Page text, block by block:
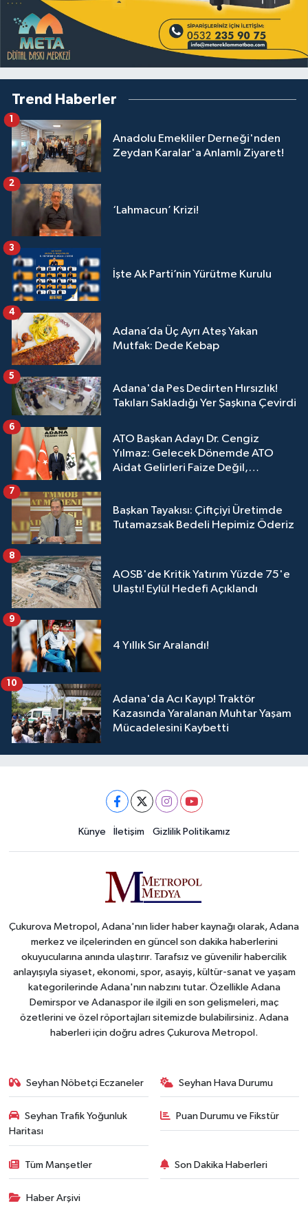
Trend Haberler
Anadolu Emekliler Derneği'nden
Zeydan Karalar'a Anlamlı Ziyaret!
1
‘Lahmacun’ Krizi!
2
İşte Ak Parti’nin Yürütme Kurulu
3
Adana’da Üç Ayrı Ateş Yakan
Mutfak: Dede Kebap
4
Adana'da Pes Dedirten Hırsızlık!
Takıları Sakladığı Yer Şaşkına Çevirdi
5
ATO Başkan Adayı Dr. Cengiz
Yılmaz: Gelecek Dönemde ATO
Aidat Gelirleri Faize Değil,
6
Başkan Tayakısı: Çiftçiyi Üretimde
Tutamazsak Bedeli Hepimiz Öderiz
7
AOSB'de Kritik Yatırım Yüzde 75'e
Ulaştı! Eylül Hedefi Açıklandı
8
4 Yıllık Sır Aralandı!
9
Adana'da Acı Kayıp! Traktör
Kazasında Yaralanan Muhtar Yaşam
Mücadelesini Kaybetti
10
Künye İletişim Gizlilik Politikamız
Çukurova Metropol, Adana'nın lider haber kaynağı olarak, Adana
merkez ve ilçelerinden en güncel son dakika haberlerini
okuyucularına anında ulaştırır. Tarafsız ve güvenilir habercilik
anlayışıyla siyaset, ekonomi, spor, asayiş, kültür-sanat ve yaşam
kategorilerinde Adana'nın nabzını tutar. Özellikle Adana
Demirspor ve Adanaspor ile ilgili en son gelişmeleri, maç
özetlerini ve özel röportajları sitemizde bulabilirsiniz. Adana
haberleri için doğru adres Çukurova Metropol.
Seyhan Nöbetçi Eczaneler Seyhan Hava Durumu
Seyhan Trafik Yoğunluk
Haritası
Puan Durumu ve Fikstür
Tüm Manşetler Son Dakika Haberleri
Haber Arşivi